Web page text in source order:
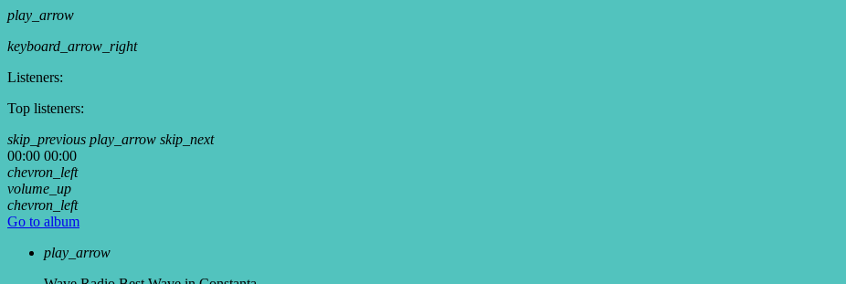
play_arrow
keyboard_arrow_right
Listeners:
Top listeners:
skip_previous play_arrow skip_next
00:00 00:00
chevron_left
volume_up
chevron_left
Go to album
play_arrow